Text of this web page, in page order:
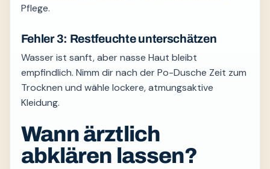
Pflege.
Fehler 3: Restfeuchte unterschätzen
Wasser ist sanft, aber nasse Haut bleibt
empfindlich. Nimm dir nach der Po-Dusche Zeit zum
Trocknen und wähle lockere, atmungsaktive
Kleidung.
Wann ärztlich
abklären lassen?